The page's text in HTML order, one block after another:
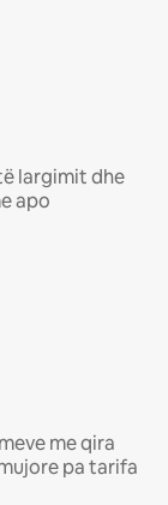
largimit dhe
apo
me qira
pa tarifa